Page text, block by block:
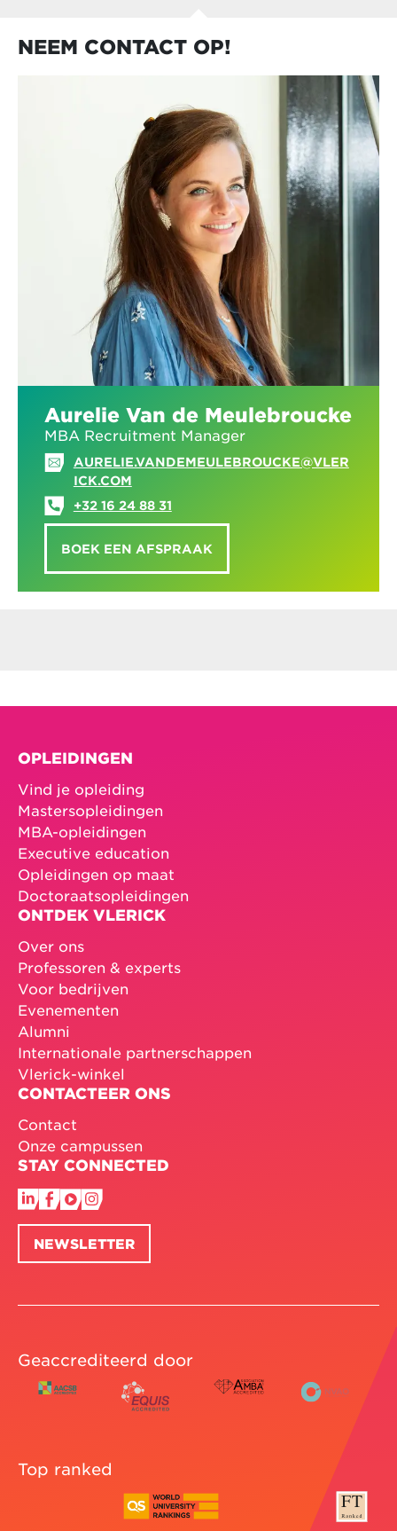
NEEM CONTACT OP!
Aurelie Van de Meulebroucke
MBA Recruitment Manager
AURELIE.VANDEMEULEBROUCKE@VLER
ICK.COM
+32 16 24 88 31
BOEK EEN AFSPRAAK
OPLEIDINGEN
Vind je opleiding
Mastersopleidingen
MBA-opleidingen
Executive education
Opleidingen op maat
Doctoraatsopleidingen
ONTDEK VLERICK
Over ons
Professoren & experts
Voor bedrijven
Evenementen
Alumni
Internationale partnerschappen
Vlerick-winkel
CONTACTEER ONS
Contact
Onze campussen
STAY CONNECTED
NEWSLETTER
Geaccrediteerd door
Top ranked